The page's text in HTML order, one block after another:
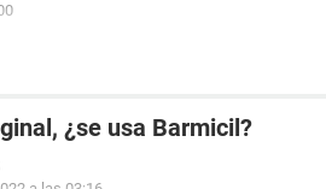
¿se usa Barmicil?